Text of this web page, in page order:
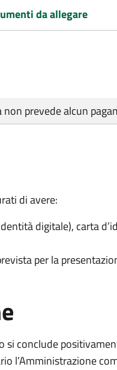
da allegare
prevede alcun
di avere:
digitale), carta
per la
conclude
l’Amministrazione